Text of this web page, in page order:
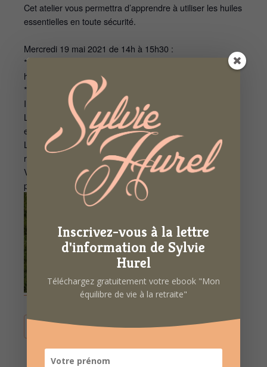
Cet atelier vous permettra d’apprendre à utiliser les huiles
essentielles en toute sécurité.
Mercredi 19 mai 2021 de 14h à 15h30 :
* Mes rituels beauté avec les huiles essentielles et les
hydrolats
* Je fabrique un sérum liftant et hydratant
Inscription obligatoire au 06 86 69 53 36.
L’atelier aura lieu à l’OPAR (rue de Dinan à Rennes) ou
en visio via Zoom.
Le lien de connexion Zoom vous sera envoyé après
réception du règlement (20 €).
Voici le lien pour effectuer votre réservation et votre
paiement en ligne :je m’inscris
AJOUTER AU CALENDRIER
Inscrivez-vous à la lettre
d'information de Sylvie
Hurel
Téléchargez gratuitement votre ebook "Mon
équilibre de vie à la retraite"